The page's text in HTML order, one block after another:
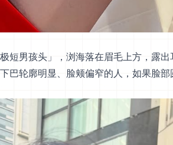
短男孩头」，浏海落在眉毛上方，露
巴轮廓明显、脸颊偏窄的人，如果脸部